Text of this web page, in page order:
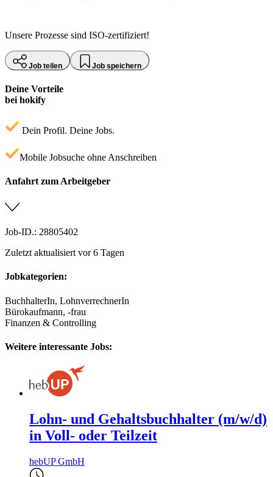
Unsere Prozesse sind ISO-zertifiziert!
Job teilen Job speichern
Deine Vorteile
bei hokify
Dein Profil. Deine Jobs.
Mobile Jobsuche ohne Anschreiben
Anfahrt zum Arbeitgeber
Job-ID.: 28805402
Zuletzt aktualisiert vor 6 Tagen
Jobkategorien:
BuchhalterIn, LohnverrechnerIn
Bürokaufmann, -frau
Finanzen & Controlling
Weitere interessante Jobs:
Lohn- und Gehaltsbuchhalter (m/w/d)
in Voll- oder Teilzeit
hebUP GmbH